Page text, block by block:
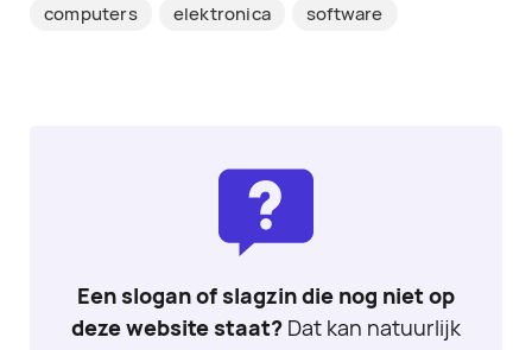
computers elektronica software
Een slogan of slagzin die nog niet op
deze website staat? Dat kan natuurlijk